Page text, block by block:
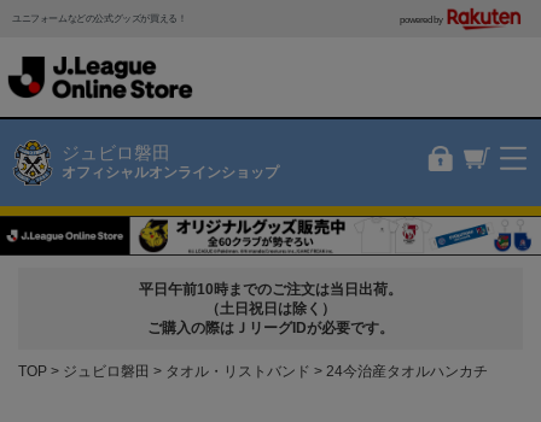
ユニフォームなどの公式グッズが買える！ powered by
ジュビロ磐田
オフィシャルオンラインショップ
平日午前10時までのご注文は当日出荷。
（土日祝日は除く）
ご購入の際はＪリーグIDが必要です。
TOP ジュビロ磐田 タオル・リストバンド 24今治産タオルハンカチ